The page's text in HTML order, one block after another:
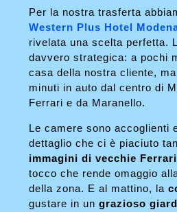
Per la nostra trasferta
Western Plus Hotel
rivelata una scelta perfetta.
davvero strategica: a pochi
casa della nostra cliente,
minuti in auto dal centro di
Ferrari e da Maranello.
Le camere sono accoglienti
dettaglio che ci è piaciuto
immagini di vecchie Ferrari
tocco che rende omaggio
della zona. E al mattino, la
gustare in ungrazioso